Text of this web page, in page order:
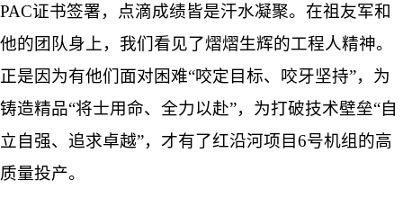
PAC证书签署，点滴成绩皆是汗水凝聚。在祖友军和
他的团队身上，我们看见了熠熠生辉的工程人精神。
正是因为有他们面对困难“咬定目标、咬牙坚持”，为
铸造精品“将士用命、全力以赴”，为打破技术壁垒“自
立自强、追求卓越”，才有了红沿河项目6号机组的高
质量投产。